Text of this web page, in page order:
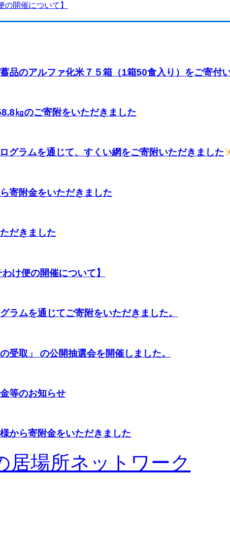
の開催について】
品のアルファ化米７５箱（1箱50食入り）をご寄付
㎏のご寄附をいただきました
ラムを通じて、すくい網をご寄附いただきました
寄附金をいただきました
だきました
け便の開催について】
ラムを通じてご寄附をいただきました。
受取」 の公開抽選会を開催しました。
等のお知らせ
から寄附金をいただきました
居場所ネットワーク